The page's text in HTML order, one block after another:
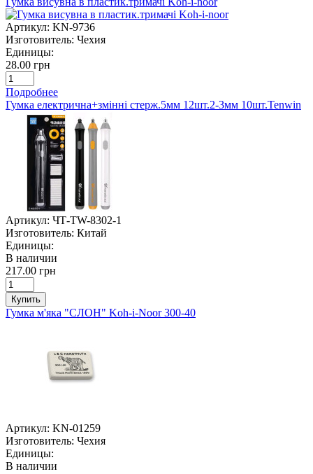
Артикул: KN-9736
Изготовитель: Чехия
Единицы:
28.00 грн
Подробнее
Гумка електрична+змінні стерж.5мм 12шт.2-3мм 10шт.Tenwin
Артикул: ЧТ-TW-8302-1
Изготовитель: Китай
Единицы:
В наличии
217.00 грн
Купить
Гумка м'яка "СЛОН" Koh-i-Noor 300-40
Артикул: KN-01259
Изготовитель: Чехия
Единицы:
В наличии